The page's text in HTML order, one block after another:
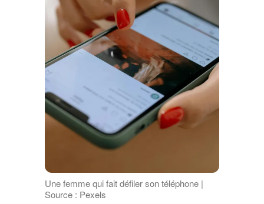
Une femme qui fait défiler son téléphone |
Source : Pexels